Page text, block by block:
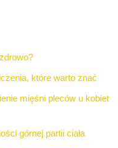
które warto znać
mięśni pleców u kobiet
górnej partii ciała